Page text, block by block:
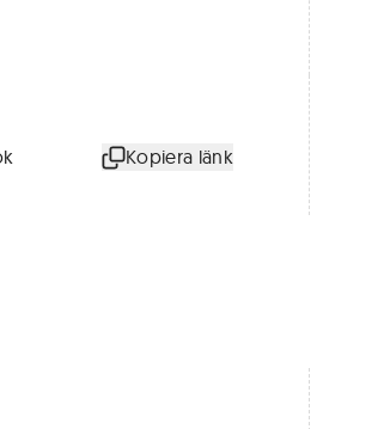
Kopiera länk